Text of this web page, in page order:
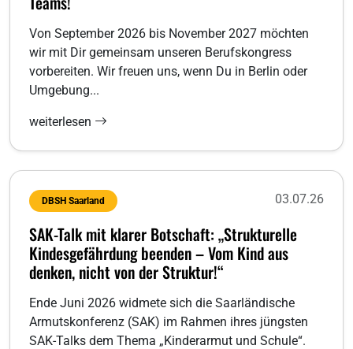
Von September 2026 bis November 2027 möchten
wir mit Dir gemeinsam unseren Berufskongress
vorbereiten. Wir freuen uns, wenn Du in Berlin oder
Umgebung...
weiterlesen
DBSH Saarland 03.07.26
SAK-Talk mit klarer Botschaft: „Strukturelle
Kindesgefährdung beenden – Vom Kind aus
denken, nicht von der Struktur!“
Ende Juni 2026 widmete sich die Saarländische
Armutskonferenz (SAK) im Rahmen ihres jüngsten
SAK-Talks dem Thema „Kinderarmut und Schule“.